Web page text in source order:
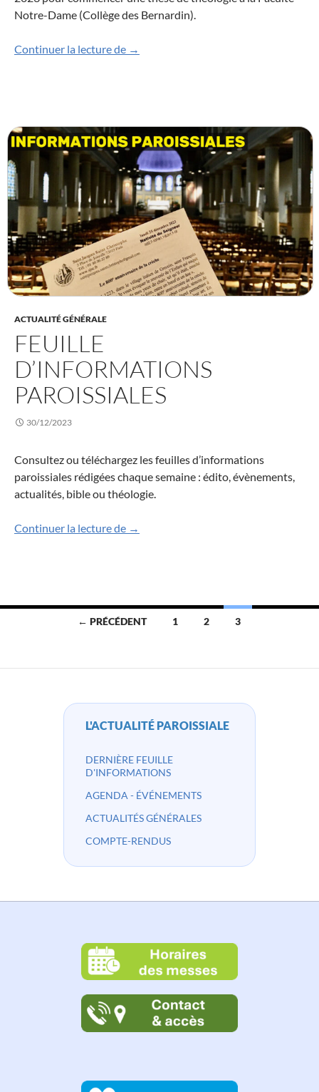
Notre-Dame (Collège des Bernardin).
Continuer la lecture de Bienvenue Père Justin Monemou !
→
ACTUALITÉ GÉNÉRALE
FEUILLE
D’INFORMATIONS
PAROISSIALES
30/12/2023
Consultez ou téléchargez les feuilles d’informations
paroissiales rédigées chaque semaine : édito, évènements,
actualités, bible ou théologie.
Continuer la lecture de Feuille d’informations paroissiales
→
Navigation
articles
← PRÉCÉDENT 1 2 3
L'ACTUALITÉ PAROISSIALE
DERNIÈRE FEUILLE
D'INFORMATIONS
AGENDA - ÉVÉNEMENTS
ACTUALITÉS GÉNÉRALES
COMPTE-RENDUS